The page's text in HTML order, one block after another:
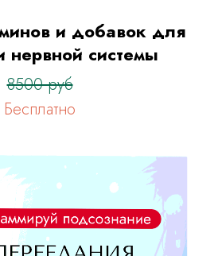
и добавок для
нервной системы
8500 руб
Бесплатно